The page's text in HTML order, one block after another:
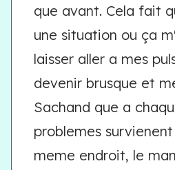
que avant. Cela fait
une situation ou ça
laisser aller a mes
devenir brusque et
Sachand que a
problemes
meme endroit, le